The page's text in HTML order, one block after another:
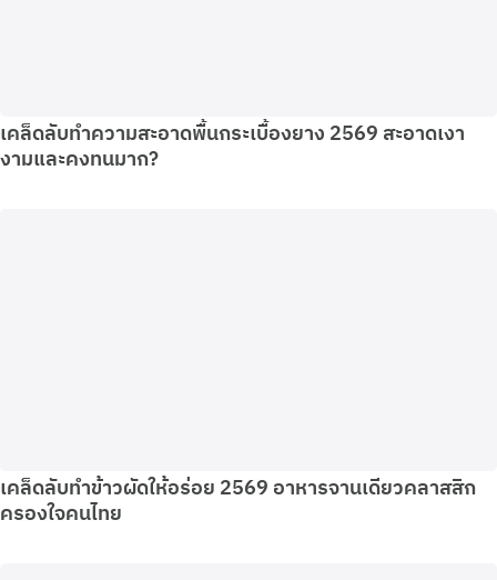
เคล็ดลับทำความสะอาดพื้นกระเบื้องยาง 2569 สะอาดเงา
งามและคงทนมาก?
เคล็ดลับทําข้าวผัดให้อร่อย 2569 อาหารจานเดียวคลาสสิก
ครองใจคนไทย